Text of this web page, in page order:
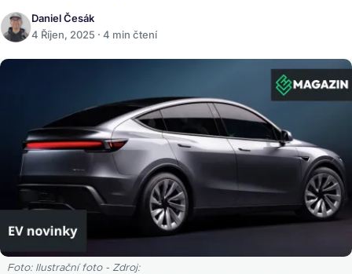
Daniel Česák
4 Říjen, 2025 · 4 min čtení
Foto: Ilustrační foto - Zdroj: